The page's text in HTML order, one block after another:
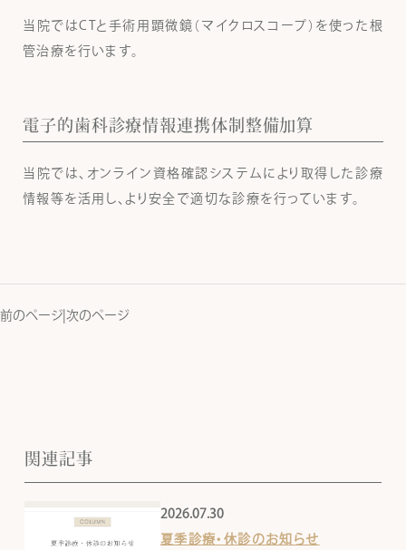
当院ではCTと手術用顕微鏡（マイクロスコープ）を使った根
管治療を行います。
電子的歯科診療情報連携体制整備加算
当院では、オンライン資格確認システムにより取得した診療
情報等を活用し、より安全で適切な診療を行っています。
前のページ| 次のページ
関連記事
2026.07.30
夏季診療・休診のお知らせ